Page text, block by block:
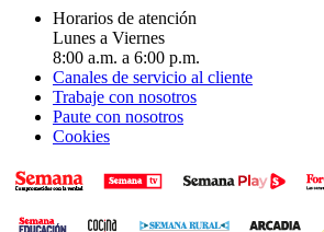
Horarios de atención
Lunes a Viernes
8:00 a.m. a 6:00 p.m.
Canales de servicio al cliente
Trabaje con nosotros
Paute con nosotros
Cookies